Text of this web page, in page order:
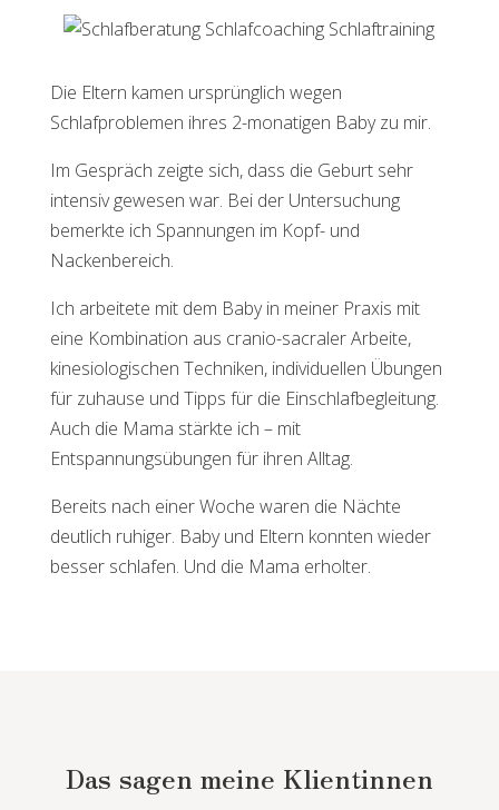
Die Eltern kamen ursprünglich wegen
Schlafproblemen ihres 2-monatigen Baby zu mir.
Im Gespräch zeigte sich, dass die Geburt sehr
intensiv gewesen war. Bei der Untersuchung
bemerkte ich Spannungen im Kopf- und
Nackenbereich.
Ich arbeitete mit dem Baby in meiner Praxis mit
eine Kombination aus cranio-sacraler Arbeite,
kinesiologischen Techniken, individuellen Übungen
für zuhause und Tipps für die Einschlafbegleitung.
Auch die Mama stärkte ich – mit
Entspannungsübungen für ihren Alltag.
Bereits nach einer Woche waren die Nächte
deutlich ruhiger. Baby und Eltern konnten wieder
besser schlafen. Und die Mama erholter.
Das sagen meine Klientinnen